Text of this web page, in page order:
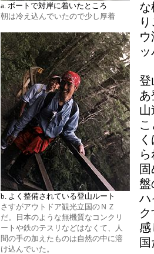
a. ボートで対岸に着いたところ
朝は冷え込んでいたので少し厚着
b. よく整備されている登山ルート
さすがアウトドア観光立国のＮＺ
だ。日本のような無機質なコンクリ
ートや鉄のテスリなどはなくて、人
間の手の加えたものは自然の中に溶
け込んでいた。
な
登
あ
山
盤
ハ
感